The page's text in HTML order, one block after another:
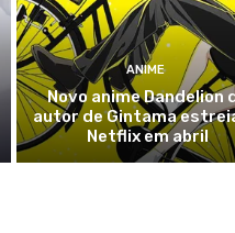
ANIME
Novo anime Dandelion
autor de Gintama
Netflix em abril